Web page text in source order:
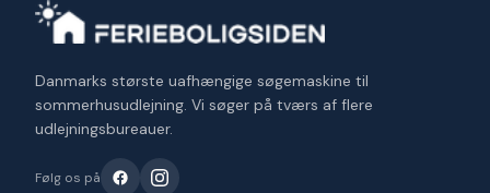
Danmarks største uafhængige søgemaskine til
sommerhusudlejning. Vi søger på tværs af flere
udlejningsbureauer.
Følg os på